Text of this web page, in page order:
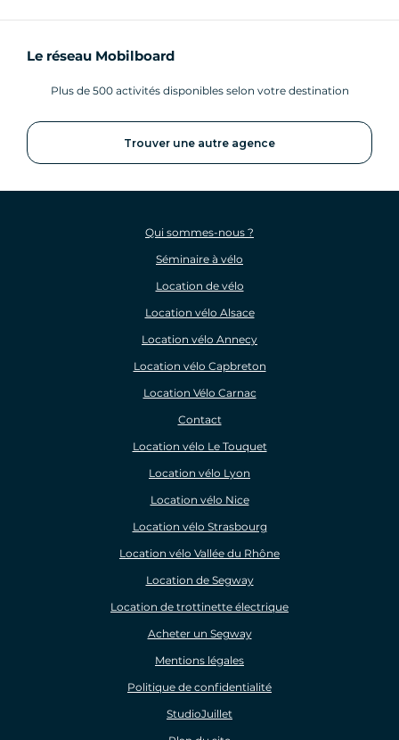
Le réseau Mobilboard
Plus de 500 activités disponibles selon votre destination
Trouver une autre agence
Qui sommes-nous ?
Séminaire à vélo
Location de vélo
Location vélo Alsace
Location vélo Annecy
Location vélo Capbreton
Location Vélo Carnac
Contact
Location vélo Le Touquet
Location vélo Lyon
Location vélo Nice
Location vélo Strasbourg
Location vélo Vallée du Rhône
Location de Segway
Location de trottinette électrique
Acheter un Segway
Mentions légales
Politique de confidentialité
StudioJuillet